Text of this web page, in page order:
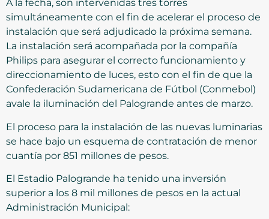
A la fecha, son intervenidas tres torres
simultáneamente con el fin de acelerar el proceso de
instalación que será adjudicado la próxima semana.
La instalación será acompañada por la compañía
Philips para asegurar el correcto funcionamiento y
direccionamiento de luces, esto con el fin de que la
Confederación Sudamericana de Fútbol (Conmebol)
avale la iluminación del Palogrande antes de marzo.
El proceso para la instalación de las nuevas luminarias
se hace bajo un esquema de contratación de menor
cuantía por 851 millones de pesos.
El Estadio Palogrande ha tenido una inversión
superior a los 8 mil millones de pesos en la actual
Administración Municipal: